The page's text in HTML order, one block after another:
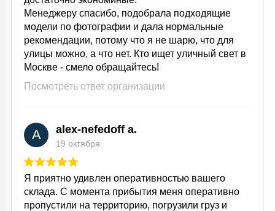
Менеджеру спасибо, подобрала подходящие
модели по фотографии и дала нормальные
рекомендации, потому что я не шарю, что для
улицы можно, а что нет. Кто ищет уличный свет в
Москве - смело обращайтесь!
Посмотреть ответ организации
A alex-nefedoff a.
19 октября
Я приятно удивлен оперативностью вашего
склада. С момента прибытия меня оперативно
пропустили на территорию, погрузили груз и